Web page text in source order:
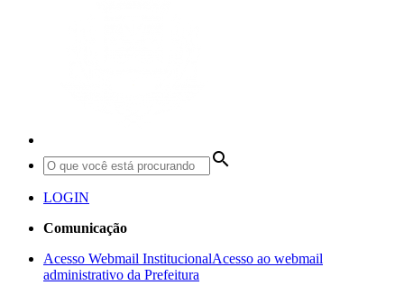
search
LOGIN
Comunicação
Acesso Webmail InstitucionalAcesso ao webmail
administrativo da Prefeitura